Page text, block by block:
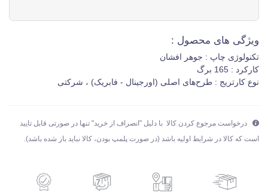
ویژگی های محصول :
تکنولوژی چاپ : جوهر افشان
کارکرد : 165 برگ
نوع کارتریج : طرح‌های اصلی (اورجینال - فابریک) ، شرکتی
درخواست مرجوع کردن کالا با دلیل "انصراف از خرید" تنها در صورتی قابل تایید
است که کالا در شرایط اولیه باشد (در صورت پلمپ بودن، کالا نباید باز شده باشد).